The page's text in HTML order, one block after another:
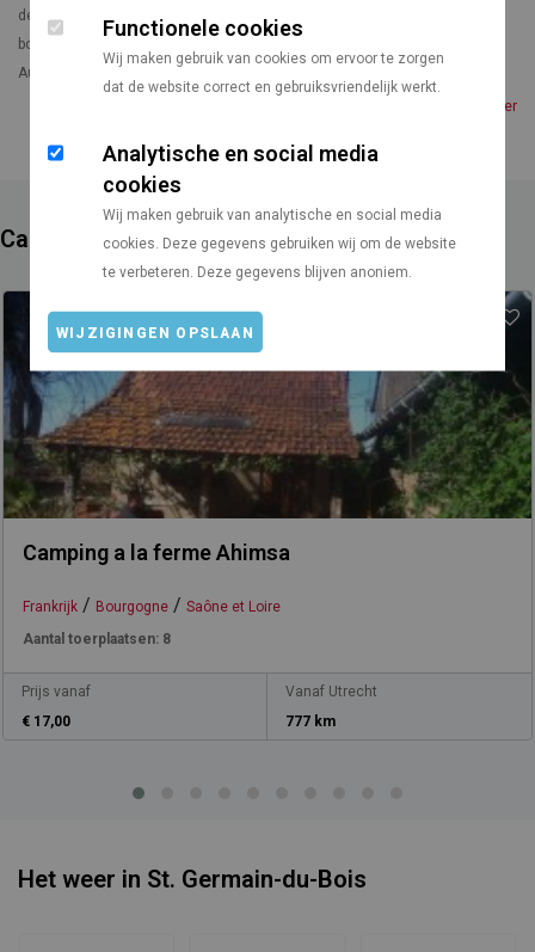
Functionele cookies
Wij maken gebruik van cookies om ervoor te zorgen
dat de website correct en gebruiksvriendelijk werkt.
Analytische en social media
cookies
Wij maken gebruik van analytische en social media
cookies. Deze gegevens gebruiken wij om de website
te verbeteren. Deze gegevens blijven anoniem.
WIJZIGINGEN OPSLAAN
de l'étang. Le calme, la douceur de vivre, la luminosité des soirs d'été au
bord de l'eau vous séduiront.
Au coeur de la Bresse, entre Jura et Bourgogne, Saint Germain du Bois,
vous offrira des moments authentiques.
Lees meer
Campings in de buurt
Camping a la ferme Ahimsa
Frankrijk / Bourgogne / Saône et Loire
Aantal toerplaatsen: 8
Prijs vanaf
€ 17,00
Vanaf Utrecht
777 km
Het weer in St. Germain-du-Bois